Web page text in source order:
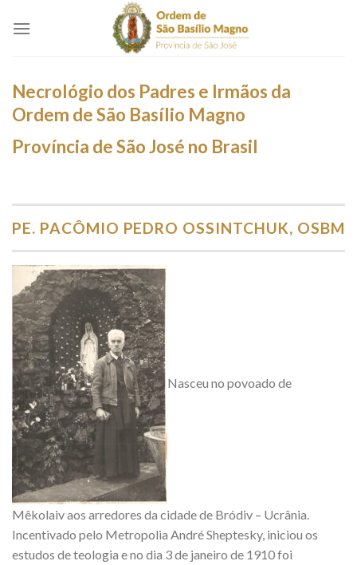
Necrológio dos Padres e Irmãos da
Ordem de São Basílio Magno
Província de São José no Brasil
PE. PACÔMIO PEDRO OSSINTCHUK, OSBM
Nasceu no povoado de
Mêkolaiv aos arredores da cidade de Bródiv – Ucrânia.
Incentivado pelo Metropolia André Sheptesky, iniciou os
estudos de teologia e no dia 3 de janeiro de 1910 foi